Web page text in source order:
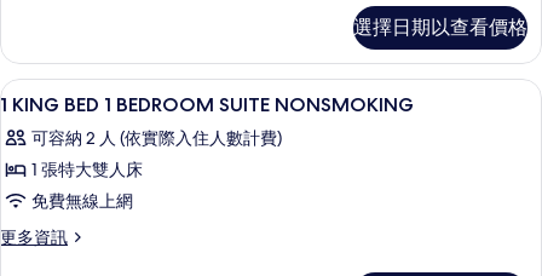
片
NONSMOKING
的
所
有
相
片
BEDS
BEDROOM
NONSMOKING
的
情
選擇日期以查看價格
顯
示
1
KING
BED
1
客房內保險箱、遮光布/窗簾、隔音、
36
1 KING BED 1 BEDROOM SUITE NONSMOKING
可容納 2 人 (依實際入住人數計費)
1 張特大雙人床
免費無線上網
更多資訊
更